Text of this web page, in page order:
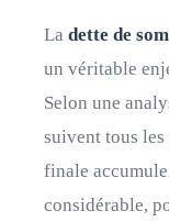
La dette de
un véritable
Selon une
suivent tous les
finale
considérable,